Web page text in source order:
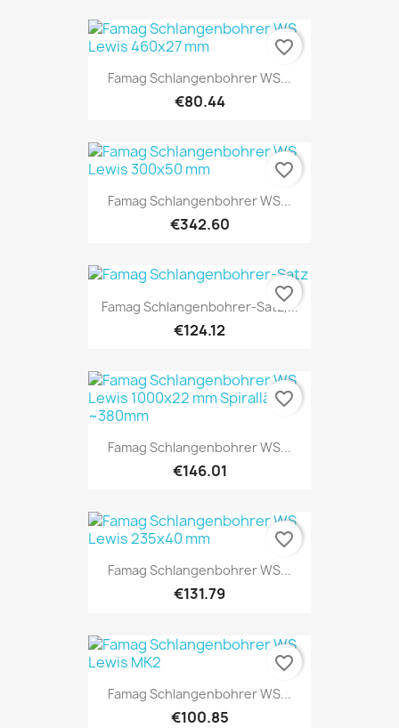
Famag Schlangenbohrer WS...
€80.44
favorite_border
Famag Schlangenbohrer WS...
€342.60
favorite_border
Famag Schlangenbohrer-Satz,...
€124.12
favorite_border
Famag Schlangenbohrer WS...
€146.01
favorite_border
Famag Schlangenbohrer WS...
€131.79
favorite_border
Famag Schlangenbohrer WS...
€100.85
favorite_border